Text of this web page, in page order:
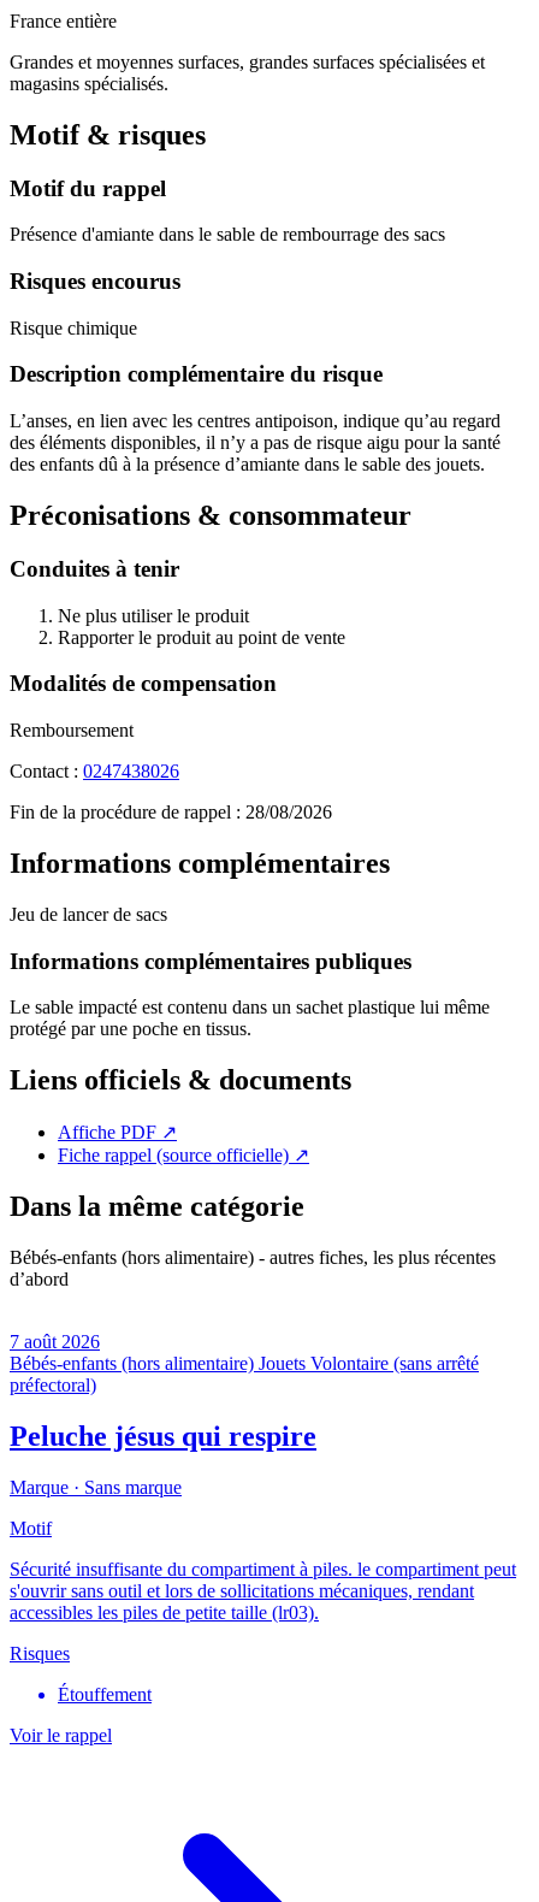
France entière
Grandes et moyennes surfaces, grandes surfaces spécialisées et
magasins spécialisés.
Motif & risques
Motif du rappel
Présence d'amiante dans le sable de rembourrage des sacs
Risques encourus
Risque chimique
Description complémentaire du risque
L’anses, en lien avec les centres antipoison, indique qu’au regard
des éléments disponibles, il n’y a pas de risque aigu pour la santé
des enfants dû à la présence d’amiante dans le sable des jouets.
Préconisations & consommateur
Conduites à tenir
Ne plus utiliser le produit
Rapporter le produit au point de vente
Modalités de compensation
Remboursement
Contact : 0247438026
Fin de la procédure de rappel : 28/08/2026
Informations complémentaires
Jeu de lancer de sacs
Informations complémentaires publiques
Le sable impacté est contenu dans un sachet plastique lui même
protégé par une poche en tissus.
Liens officiels & documents
Affiche PDF ↗
Fiche rappel (source officielle) ↗
Dans la même catégorie
Bébés-enfants (hors alimentaire) - autres fiches, les plus récentes
d’abord
7 août 2026
Bébés-enfants (hors alimentaire) Jouets Volontaire (sans arrêté
préfectoral)
Peluche jésus qui respire
Marque · Sans marque
Motif
Sécurité insuffisante du compartiment à piles. le compartiment peut
s'ouvrir sans outil et lors de sollicitations mécaniques, rendant
accessibles les piles de petite taille (lr03).
Risques
Étouffement
Voir le rappel